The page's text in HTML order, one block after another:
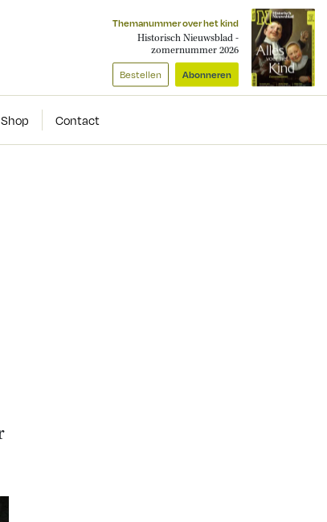
Themanummer over het kind
Historisch Nieuwsblad -
zomernummer 2026
Bestellen Abonneren
Shop Contact